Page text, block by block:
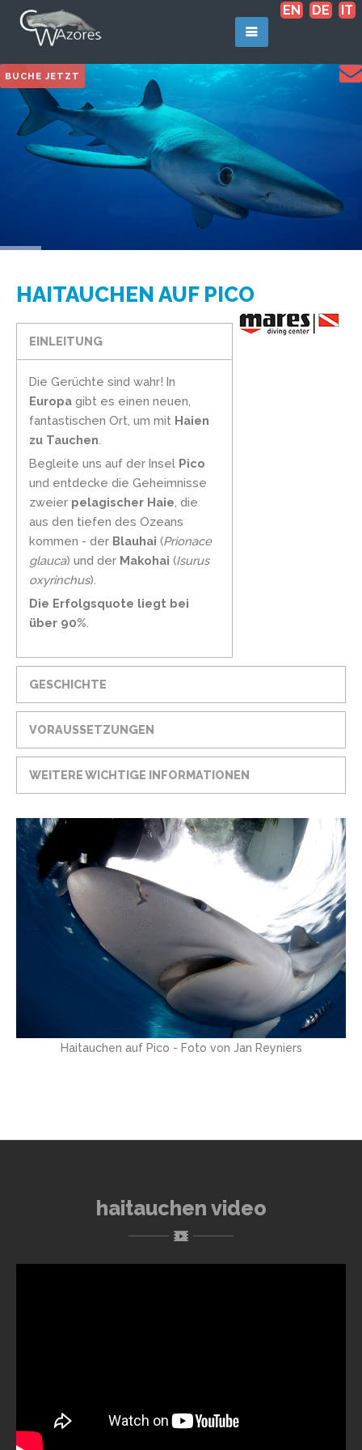
EN DE IT
BUCHE JETZT
HAITAUCHEN AUF PICO
EINLEITUNG
Die Gerüchte sind wahr! In
Europa gibt es einen neuen,
fantastischen Ort, um mit Haien
zu Tauchen
Begleite uns auf der Insel Pico
und entdecke die Geheimnisse
zweier pelagischer Haie , die
aus den tiefen des Ozeans
kommen - der Blauhai (Prionace
glauca) und der Makohai (Isurus
oxyrinchus).
Die Erfolgsquote liegt bei
über 90%
GESCHICHTE
VORAUSSETZUNGEN
WEITERE WICHTIGE INFORMATIONEN
Haitauchen auf Pico - Foto von Jan Reyniers
haitauchen video